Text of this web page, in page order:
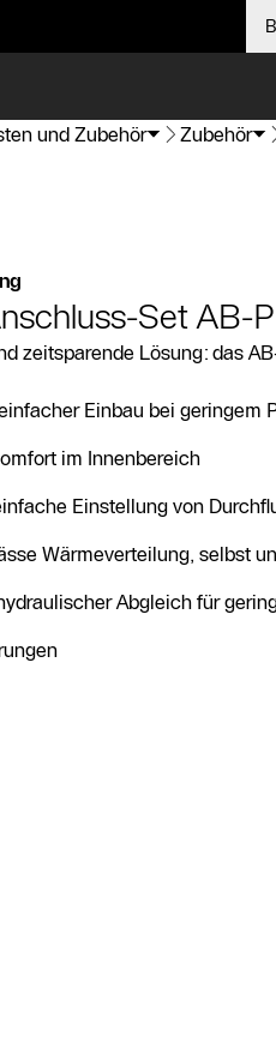
und Zubehör Zubehör
Set AB-
zeitsparende Lösung: das
Einbau bei geringem
im Innenbereich
Einstellung von
Wärmeverteilung, selbst
Abgleich für